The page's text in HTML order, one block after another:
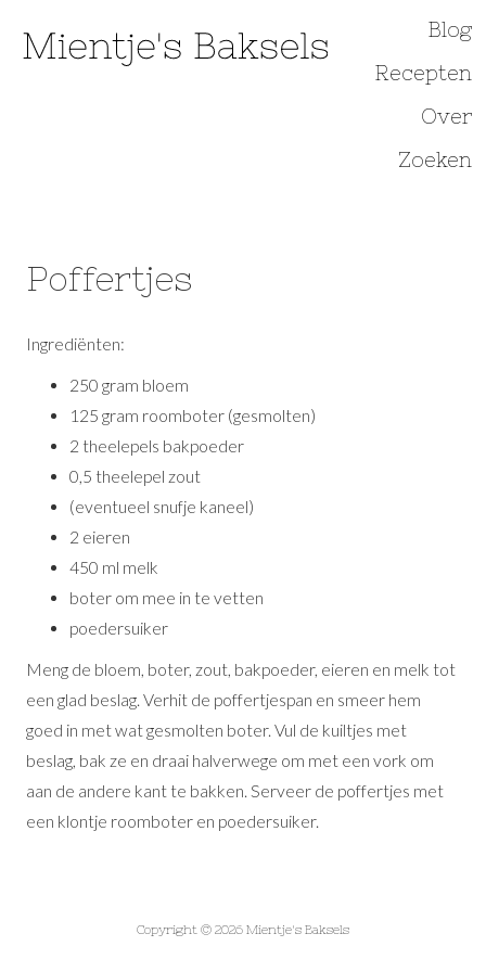
Blog
Recepten
Over
Zoeken
Poffertjes
Ingrediënten:
250 gram bloem
125 gram roomboter (gesmolten)
2 theelepels bakpoeder
0,5 theelepel zout
(eventueel snufje kaneel)
2 eieren
450 ml melk
boter om mee in te vetten
poedersuiker
Meng de bloem, boter, zout, bakpoeder, eieren en melk tot
een glad beslag. Verhit de poffertjespan en smeer hem
goed in met wat gesmolten boter. Vul de kuiltjes met
beslag, bak ze en draai halverwege om met een vork om
aan de andere kant te bakken. Serveer de poffertjes met
een klontje roomboter en poedersuiker.
Copyright © 2026 Mientje's Baksels